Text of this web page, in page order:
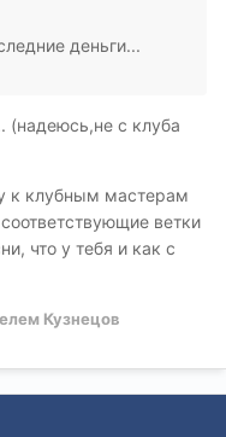
деньги...
(надеюсь,не с клуба
к клубным мастерам
ветки
что у тебя и как с
Кузнецов